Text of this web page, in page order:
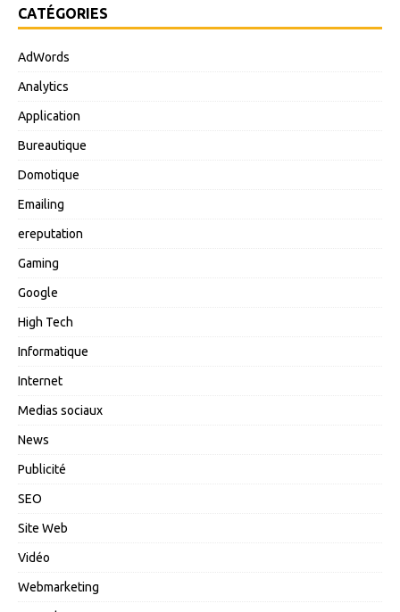
CATÉGORIES
AdWords
Analytics
Application
Bureautique
Domotique
Emailing
ereputation
Gaming
Google
High Tech
Informatique
Internet
Medias sociaux
News
Publicité
SEO
Site Web
Vidéo
Webmarketing